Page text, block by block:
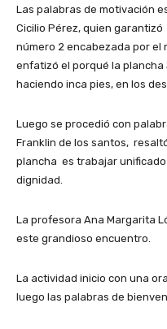
Las palabras de motivación
Cicilio Pérez, quien
número 2 encabezada por el
enfatizó el porqué la plancha
haciendo inca pies, en los
Luego se procedió con
Franklin de los santos,
plancha es trabajar
dignidad.
La profesora Ana Margarita
este grandioso encuentro.
La actividad inicio con una
luego las palabras de